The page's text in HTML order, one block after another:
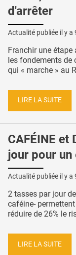
d'arrêter
Actualité publiée il y a
Franchir une étape
les fondements de
qui « marche » au
LIRE LA SUITE
CAFÉINE et
jour pour
Actualité publiée il y a
2 tasses par jour
caféine-
réduire de 26% le
LIRE LA SUITE